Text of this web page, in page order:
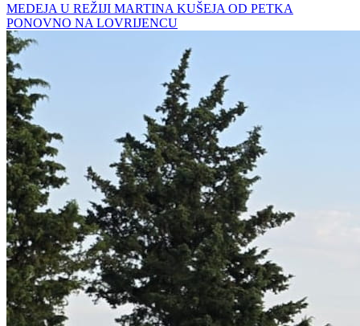
MEDEJA U REŽIJI MARTINA KUŠEJA OD PETKA
PONOVNO NA LOVRIJENCU